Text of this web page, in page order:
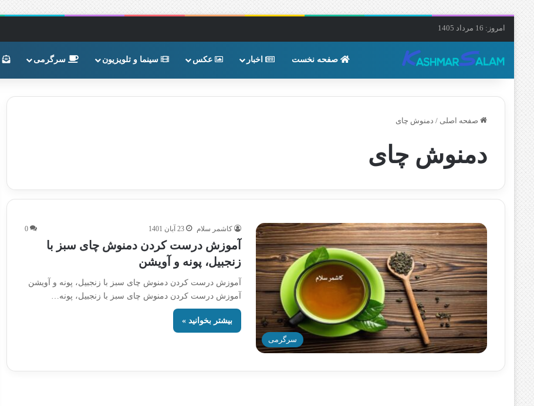
امروز: 16 مرداد 1405
صفحه نخست اخبار عکس سینما و تلویزیون سرگرمی
صفحه اصلی / دمنوش چای
دمنوش چای
سرگرمی
کاشمر سلام 23 آبان 1401 0
آموزش درست کردن دمنوش چای سبز با
زنجبیل، پونه و آویشن
آموزش درست کردن دمنوش چای سبز با زنجبیل، پونه و آویشن
آموزش درست کردن دمنوش چای سبز با زنجبیل، پونه…
بیشتر بخوانید »